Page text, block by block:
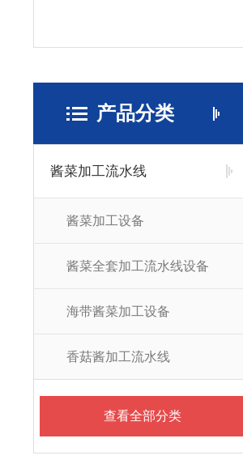
产品分类
酱菜加工流水线
酱菜加工设备
酱菜全套加工流水线设备
海带酱菜加工设备
香菇酱加工流水线
查看全部分类